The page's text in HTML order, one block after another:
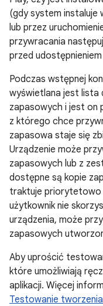
(gdy system instaluje
lub przez
przywracania
przed
Podczas wstępnej
wyświetlana jest lista
zapasowych i jest on
z którego chce
zapasowa staje się
Urządzenie może
zapasowych lub z
dostępne są kopie
traktuje priorytetowo
użytkownik nie
urządzenia, może
zapasowych
Aby uprościć
które umożliwiają
aplikacji. Więcej
Testowanie